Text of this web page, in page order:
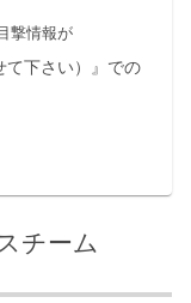
撃情報が
て下さい）』での
チーム